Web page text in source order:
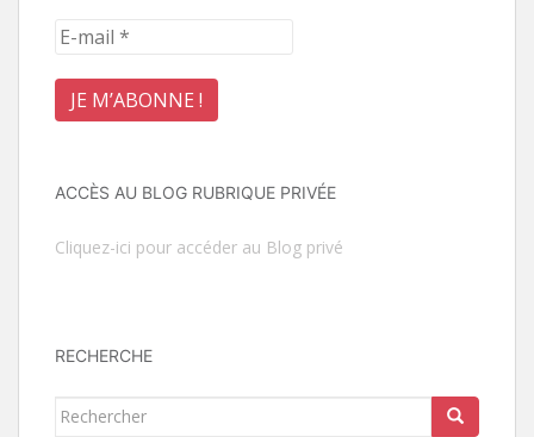
ACCÈS AU BLOG RUBRIQUE PRIVÉE
Cliquez-ici pour accéder au Blog privé
RECHERCHE
Rechercher...